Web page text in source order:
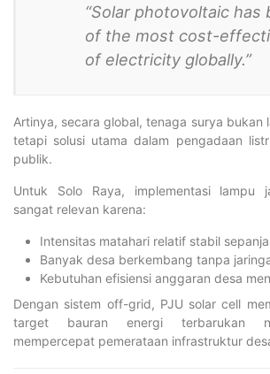
“Solar photovoltaic has
of the most cost-
of electricity globally.”
Artinya, secara global, tenaga surya bukan
tetapi solusi utama dalam pengadaan
publik.
Untuk Solo Raya, implementasi lampu
sangat relevan karena:
Intensitas matahari relatif stabil
Banyak desa berkembang tanpa
Kebutuhan efisiensi anggaran desa
Dengan sistem off-grid, PJU solar cell
target bauran energi terbarukan
mempercepat pemerataan infrastruktur